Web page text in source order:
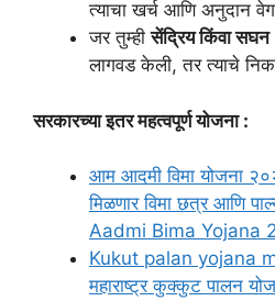
त्याचा खर्च आणि अनुदान
जर तुम्हीसेंद्रिय किंवा
लागवड केली, तर त्याचे
सरकारच्या इतर महत्वपूर्ण योजना :
आम आदमी विमा योजना
मिळणार विमा छत्र आणि
Aadmi Bima Yojana
Kukut palan yojana
महाराष्ट्र कुक्कुट पालन